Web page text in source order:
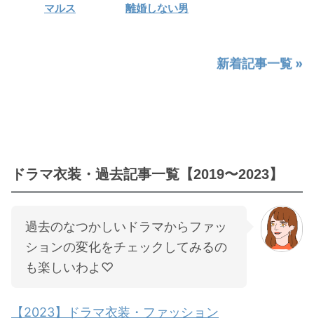
マルス 離婚しない男
新着記事一覧 »
ドラマ衣装・過去記事一覧【2019〜2023】
過去のなつかしいドラマからファッ
ションの変化をチェックしてみるの
も楽しいわよ♡
【2023】ドラマ衣装・ファッション